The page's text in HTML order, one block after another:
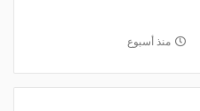
منذ أسبوع